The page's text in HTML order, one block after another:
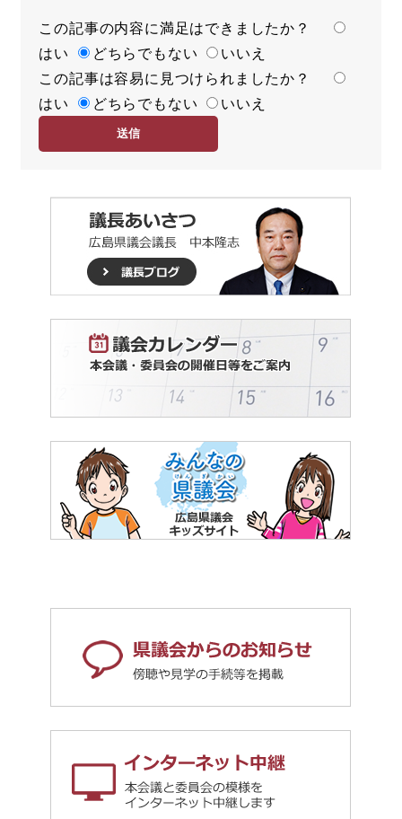
満
足
度
この記事の内容に満足はできましたか？
はい
どちらでもない
いいえ
容
易
この記事は容易に見つけられましたか？
はい
どちらでもない いいえ